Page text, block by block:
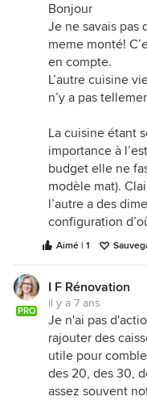
Bonjour
Je ne savais pas
meme monté!
en compte.
L’autre cuisine
n’y a pas
La cuisine étant
importance à
budget elle ne
modèle mat).
l’autre a des
configuration
Aimé | 1
PRO
I F Rénovation
il y a 7 ans
Je n'ai pas
rajouter des
utile pour
des 20, des 30,
assez souvent